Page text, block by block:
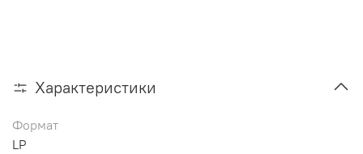
Характеристики
Формат
LP